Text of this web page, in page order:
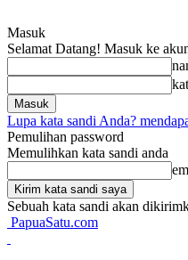
Masuk
Selamat Datang! Masuk ke
Lupa kata sandi Anda?
Pemulihan password
Memulihkan kata sandi anda
Sebuah kata sandi akan
PapuaSatu.com